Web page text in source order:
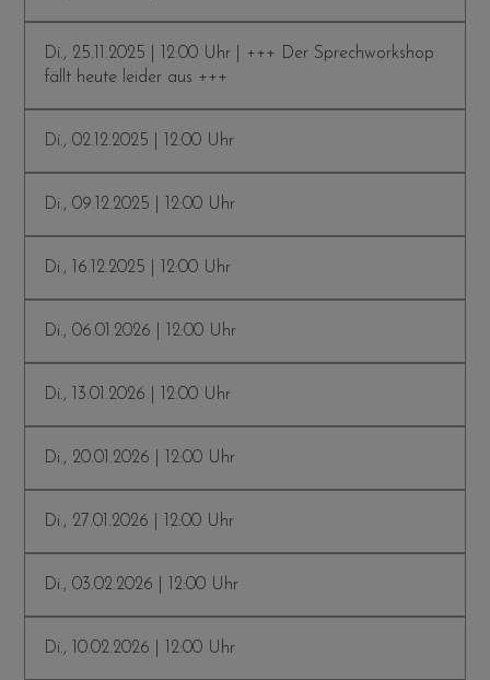
Di., 25.11.2025 | 12:00 Uhr | +++ Der Sprechworkshop
fällt heute leider aus +++
Di., 02.12.2025 | 12:00 Uhr
Di., 09.12.2025 | 12:00 Uhr
Di., 16.12.2025 | 12:00 Uhr
Di., 06.01.2026 | 12:00 Uhr
Di., 13.01.2026 | 12:00 Uhr
Di., 20.01.2026 | 12:00 Uhr
Di., 27.01.2026 | 12:00 Uhr
Di., 03.02.2026 | 12:00 Uhr
Di., 10.02.2026 | 12:00 Uhr